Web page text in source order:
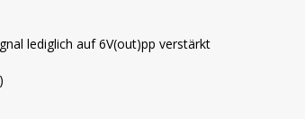
lediglich auf 6V(out)pp verstärkt